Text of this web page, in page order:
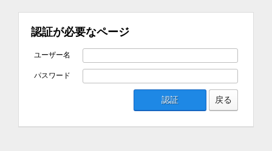
認証が必要なページ
ユーザー名
パスワード
認証 戻る